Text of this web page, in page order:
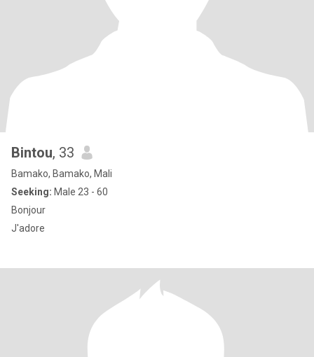
Bintou, 33
Bamako, Bamako, Mali
Seeking: Male 23 - 60
Bonjour
J'adore